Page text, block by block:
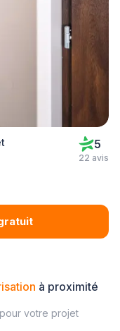
5
22 avis
à proximité
votre projet